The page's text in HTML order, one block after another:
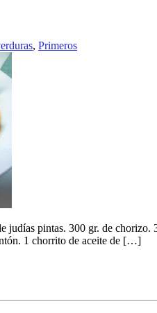
, Primeros
judías pintas. 300 gr. de
1 chorrito de aceite de […]